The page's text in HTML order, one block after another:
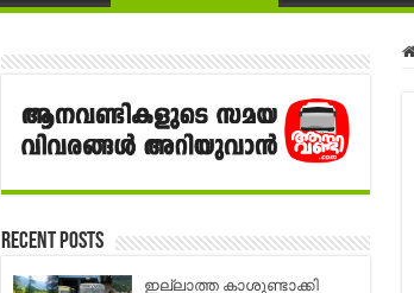
Recent Posts
ഇല്ലാത്ത കാശുണ്ടാക്കി